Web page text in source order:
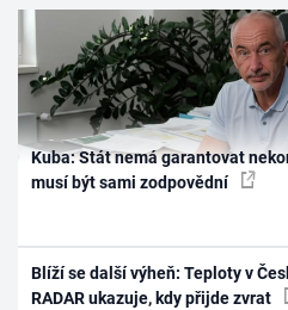
Kuba: Stát nemá garantovat
musí být sami zodpovědní
Blíží se další výheň: Teploty v
RADAR ukazuje, kdy přijde zvrat